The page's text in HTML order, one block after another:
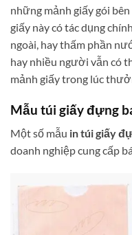
những mảnh giấy gói
giấy này có tác dụng
ngoài, hay thấm phần
hay nhiều người vẫn có
mảnh giấy trong lúc
Mẫu túi giấy đựng
Một số mẫu in túi giấy
doanh nghiệp cung cấp